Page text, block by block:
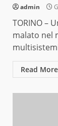
admin
TORINO –
malato nel
Read More